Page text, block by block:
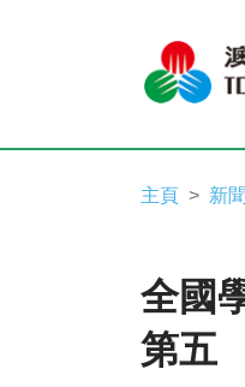
主頁 新聞
全國
第五